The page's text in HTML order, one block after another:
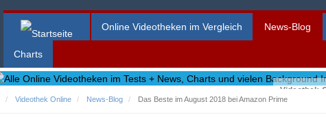
Online Videotheken im Vergleich News-Blog
Charts
Videothek-
aktuellen
Videothek Online News-Blog Das Beste im August 2018 bei Amazon Prime